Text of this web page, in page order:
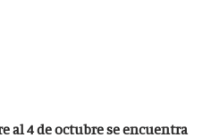
al 4 de octubre se encuentra